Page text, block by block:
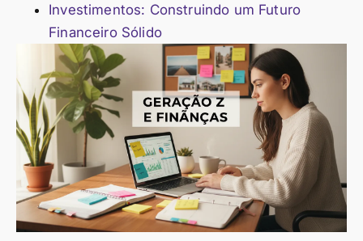
Investimentos: Construindo um Futuro
Financeiro Sólido